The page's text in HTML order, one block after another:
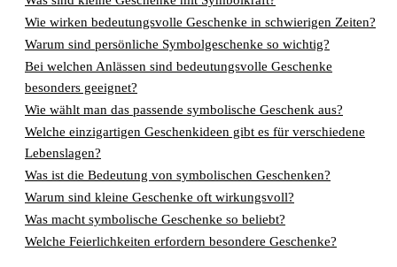
Wie wirken bedeutungsvolle Geschenke in schwierigen Zeiten?
Warum sind persönliche Symbolgeschenke so wichtig?
Bei welchen Anlässen sind bedeutungsvolle Geschenke
besonders geeignet?
Wie wählt man das passende symbolische Geschenk aus?
Welche einzigartigen Geschenkideen gibt es für verschiedene
Lebenslagen?
Was ist die Bedeutung von symbolischen Geschenken?
Warum sind kleine Geschenke oft wirkungsvoll?
Was macht symbolische Geschenke so beliebt?
Welche Feierlichkeiten erfordern besondere Geschenke?